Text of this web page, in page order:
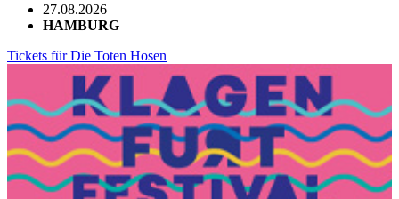
27.08.2026
HAMBURG
Tickets für Die Toten Hosen